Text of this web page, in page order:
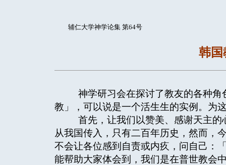
辅仁大学神学论集 第64号
韩国
神学研习会在探讨了教友的各种角
教」，可以说是一个活生生的实例。为
首先，让我们以赞美、感谢天主的
从我国传入，只有二百年历史，然而，
不会让各位感到自责或内疚，问自己：
能帮助大家体会到，我们是在普世教会